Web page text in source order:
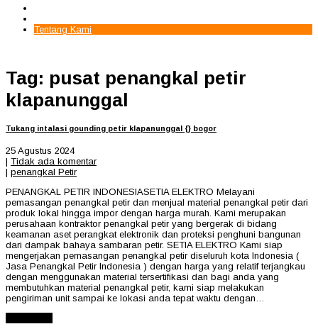
Tentang Kami
Tag: pusat penangkal petir
klapanunggal
Tukang intalasi gounding petir klapanunggal {} bogor
25 Agustus 2024
| Tidak ada komentar
| penangkal Petir
PENANGKAL PETIR INDONESIASETIA ELEKTRO Melayani
pemasangan penangkal petir dan menjual material penangkal petir dari
produk lokal hingga impor dengan harga murah. Kami merupakan
perusahaan kontraktor penangkal petir yang bergerak di bidang
keamanan aset perangkat elektronik dan proteksi penghuni bangunan
dari dampak bahaya sambaran petir. SETIA ELEKTRO Kami siap
mengerjakan pemasangan penangkal petir diseluruh kota Indonesia (
Jasa Penangkal Petir Indonesia ) dengan harga yang relatif terjangkau
dengan menggunakan material tersertifikasi dan bagi anda yang
membutuhkan material penangkal petir, kami siap melakukan
pengiriman unit sampai ke lokasi anda tepat waktu dengan…